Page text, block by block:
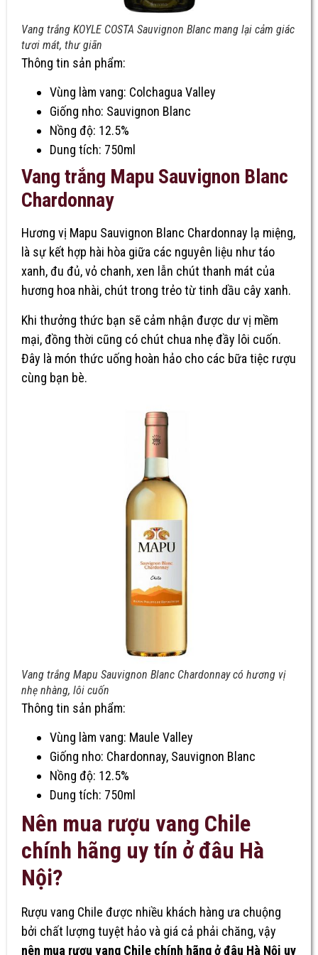
Vang trắng KOYLE COSTA Sauvignon Blanc mang lại cảm giác
tươi mát, thư giãn
Thông tin sản phẩm:
Vùng làm vang: Colchagua Valley
Giống nho: Sauvignon Blanc
Nồng độ: 12.5%
Dung tích: 750ml
Vang trắng Mapu Sauvignon Blanc
Chardonnay
Hương vị Mapu Sauvignon Blanc Chardonnay lạ miệng,
là sự kết hợp hài hòa giữa các nguyên liệu như táo
xanh, đu đủ, vỏ chanh, xen lẫn chút thanh mát của
hương hoa nhài, chút trong trẻo từ tinh dầu cây xanh.
Khi thưởng thức bạn sẽ cảm nhận được dư vị mềm
mại, đồng thời cũng có chút chua nhẹ đầy lôi cuốn.
Đây là món thức uống hoàn hảo cho các bữa tiệc rượu
cùng bạn bè.
Vang trắng Mapu Sauvignon Blanc Chardonnay có hương vị
nhẹ nhàng, lôi cuốn
Thông tin sản phẩm:
Vùng làm vang: Maule Valley
Giống nho: Chardonnay, Sauvignon Blanc
Nồng độ: 12.5%
Dung tích: 750ml
Nên mua rượu vang Chile
chính hãng uy tín ở đâu Hà
Nội?
Rượu vang Chile được nhiều khách hàng ưa chuộng
bởi chất lượng tuyệt hảo và giá cả phải chăng, vậy
nên mua rượu vang Chile chính hãng ở đâu Hà Nội uy